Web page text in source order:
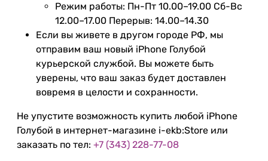
Режим работы: Пн-Пт 10.00–19.00 Сб-Вс
12.00–17.00 Перерыв: 14.00–14.30
Если вы живете в другом городе РФ, мы
отправим ваш новый iPhone Голубой
курьерской службой. Вы можете быть
уверены, что ваш заказ будет доставлен
вовремя в целости и сохранности.
Не упустите возможность купить любой iPhone
Голубой в интернет-магазине i-ekb:Store или
заказать по тел: +7 (343) 228-77-08